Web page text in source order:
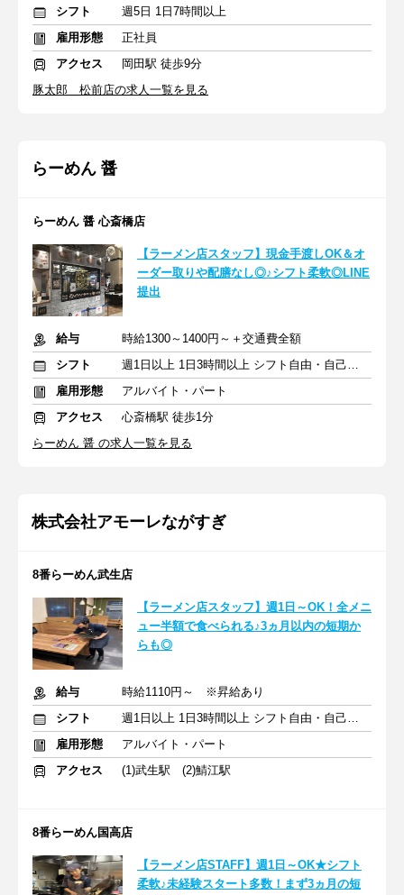
シフト
週5日 1日7時間以上
雇用形態
正社員
アクセス
岡田駅 徒歩9分
豚太郎 松前店の求人一覧を見る
らーめん 醤
らーめん 醤 心斎橋店
【ラーメン店スタッフ】現金手渡しOK＆オ
ーダー取りや配膳なし◎♪シフト柔軟◎LINE
提出
給与
時給1300～1400円～＋交通費全額
シフト
週1日以上 1日3時間以上 シフト自由・自己申告
雇用形態
アルバイト・パート
アクセス
心斎橋駅 徒歩1分
らーめん 醤 の求人一覧を見る
株式会社アモーレながすぎ
8番らーめん武生店
【ラーメン店スタッフ】週1日～OK！全メニ
ュー半額で食べられる♪3ヵ月以内の短期か
らも◎
給与
時給1110円～ ※昇給あり
シフト
週1日以上 1日3時間以上 シフト自由・自己申告
雇用形態
アルバイト・パート
アクセス
(1)武生駅 (2)鯖江駅
8番らーめん国高店
【ラーメン店STAFF】週1日～OK★シフト
柔軟♪未経験スタート多数！まず3ヵ月の短